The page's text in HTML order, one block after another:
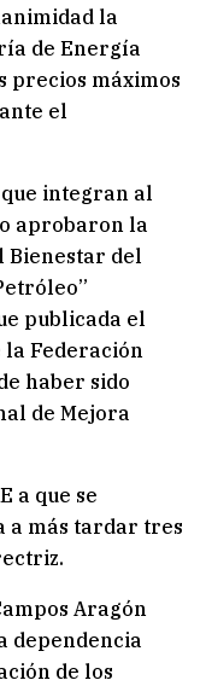
la
de Energía
precios máximos
el
integran al
aprobaron la
Bienestar del
publicada el
la Federación
haber sido
de Mejora
a que se
a más tardar tres
Aragón
dependencia
de los